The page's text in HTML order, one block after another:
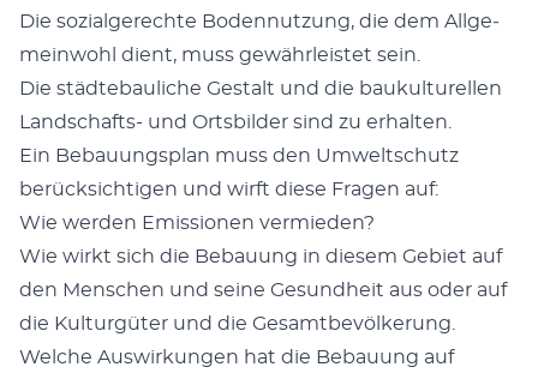
Die sozial­gerechte Boden­nutzung, die dem All­ge­
mein­wohl dient, muss gewährleis­tet sein.
Die städte­bauliche Gestalt und die baukul­turellen
Land­schafts- und Orts­bilder sind zu erhal­ten.
Ein Bebau­ungs­plan muss den Umweltschutz
berück­sichti­gen und wirft diese Fra­gen auf:
Wie wer­den Emis­sio­nen ver­mieden?
Wie wirkt sich die Bebau­ung in diesem Gebi­et auf
den Men­schen und seine Gesund­heit aus oder auf
die Kul­turgüter und die Gesamt­bevölkerung.
Welche Auswirkun­gen hat die Bebau­ung auf